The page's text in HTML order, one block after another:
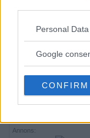
Please note that
not limited to your
use your data for
consent section.
Personal
Google
CONFIRM
Annons: